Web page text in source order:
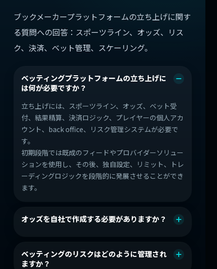
ブックメーカープラットフォームの立ち上げに関す
る質問への回答：スポーツライン、オッズ、リス
ク、決済、ベット管理、スケーリング。
ベッティングプラットフォームの立ち上げに
は何が必要ですか？
立ち上げには、スポーツライン、オッズ、ベット受
付、結果精算、決済ロジック、プレイヤーの個人アカ
ウント、back office、リスク管理システムが必要で
す。
初期段階では既成のフィードやプロバイダーソリュー
ションを使用し、その後、独自設定、リミット、トレ
ーディングロジックを段階的に発展させることができ
ます。
オッズを自社で作成する必要がありますか？
ベッティングのリスクはどのように管理され
ますか？